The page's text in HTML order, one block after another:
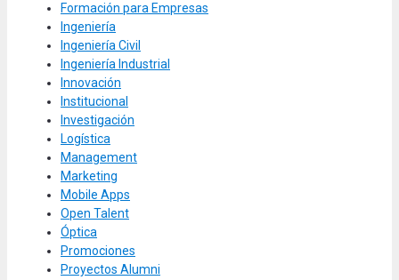
Formación para Empresas
Ingeniería
Ingeniería Civil
Ingeniería Industrial
Innovación
Institucional
Investigación
Logística
Management
Marketing
Mobile Apps
Open Talent
Óptica
Promociones
Proyectos Alumni